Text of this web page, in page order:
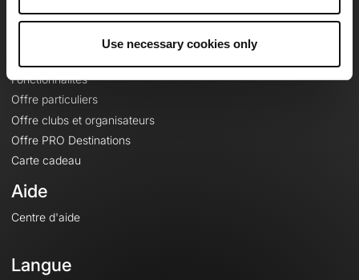
Use necessary cookies only
Fonctionnalités
Offre particuliers
Offre clubs et organisateurs
Offre PRO Destinations
Carte cadeau
Aide
Centre d'aide
Langue